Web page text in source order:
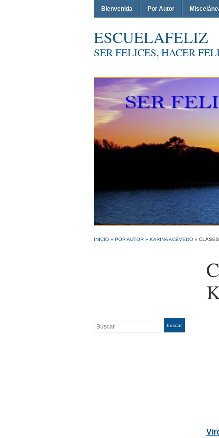
Bienvenida Por Autor
ESCUELAFELIZ
SER FELICES, HACER
INICIO » POR AUTOR » KARINA ACEVEDO »
Buscar buscar